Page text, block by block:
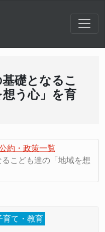
礎となるこ
う心」を育
約・政策一覧
こども達の「地域を想
育て・教育